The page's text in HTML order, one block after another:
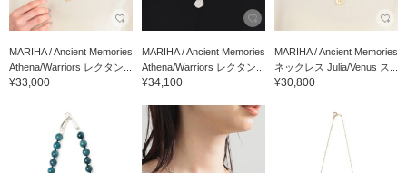
MARIHA / Ancient Memories
Athena/Warriors レクタン...
¥33,000
MARIHA / Ancient Memories
Athena/Warriors レクタン...
¥34,100
MARIHA / Ancient Memories
ネックレス Julia/Venus ス...
¥30,800